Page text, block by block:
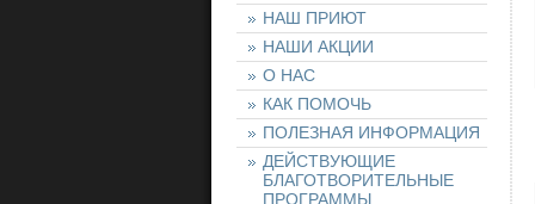
НАШ ПРИЮТ
НАШИ АКЦИИ
О НАС
КАК ПОМОЧЬ
ПОЛЕЗНАЯ ИНФОРМАЦИЯ
ДЕЙСТВУЮЩИЕ
БЛАГОТВОРИТЕЛЬНЫЕ
ПРОГРАММЫ